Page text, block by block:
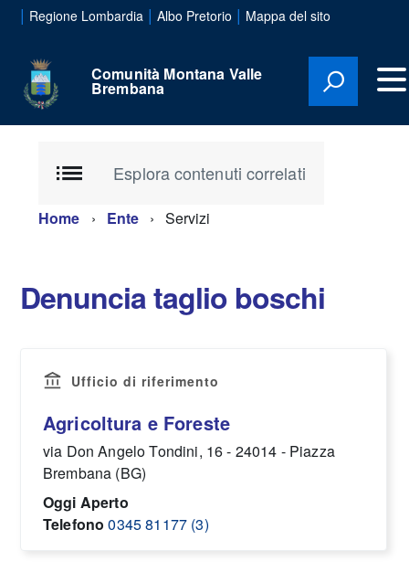
| Regione Lombardia | Albo Pretorio | Mappa del sito
Comunità Montana Valle
Brembana
Esplora contenuti correlati
Home Ente Servizi
Denuncia taglio boschi
Ufficio di riferimento
Agricoltura e Foreste
via Don Angelo Tondini, 16 - 24014 - Piazza
Brembana (BG)
Oggi Aperto
Telefono 0345 81177 (3)